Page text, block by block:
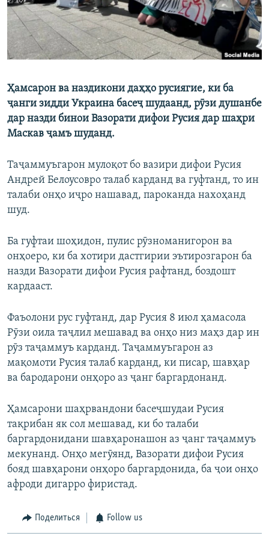
Ҳамсарон ва наздикони даҳҳо русиягие, ки ба
ҷанги зидди Украина басеҷ шудаанд, рӯзи душанбе
дар назди бинои Вазорати дифои Русия дар шаҳри
Маскав ҷамъ шуданд.
Таҷаммуъгарон мулоқот бо вазири дифои Русия
Андрей Белоусовро талаб карданд ва гуфтанд, то ин
талаби онҳо иҷро нашавад, пароканда нахоҳанд
шуд.
Ба гуфтаи шоҳидон, пулис рӯзноманигорон ва
онҳоеро, ки ба хотири дастгирии эътирозгарон ба
назди Вазорати дифои Русия рафтанд, боздошт
кардааст.
Фаъолони рус гуфтанд, дар Русия 8 июл ҳамасола
Рӯзи оила таҷлил мешавад ва онҳо низ маҳз дар ин
рӯз таҷаммуъ карданд. Таҷаммуъгарон аз
мақомоти Русия талаб карданд, ки писар, шавҳар
ва бародарони онҳоро аз ҷанг баргардонанд.
Ҳамсарони шаҳрвандони басеҷшудаи Русия
тақрибан як сол мешавад, ки бо талаби
баргардонидани шавҳаронашон аз ҷанг таҷаммуъ
мекунанд. Онҳо мегӯянд, Вазорати дифои Русия
бояд шавҳарони онҳоро баргардонида, ба ҷои онҳо
афроди дигарро фиристад.
Поделиться Follow us